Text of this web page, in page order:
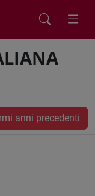
anni precedenti